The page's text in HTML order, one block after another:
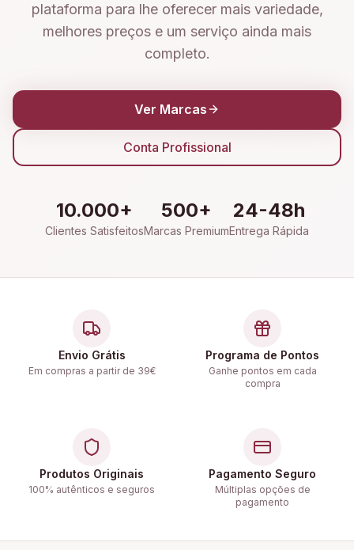
plataforma para lhe oferecer mais variedade,
melhores preços e um serviço ainda mais
completo.
Ver Marcas
Conta Profissional
10.000+
Clientes Satisfeitos
500+
Marcas Premium
24-48h
Entrega Rápida
Envio Grátis
Em compras a partir de 39€
Programa de Pontos
Ganhe pontos em cada
compra
Produtos Originais
100% autênticos e seguros
Pagamento Seguro
Múltiplas opções de
pagamento